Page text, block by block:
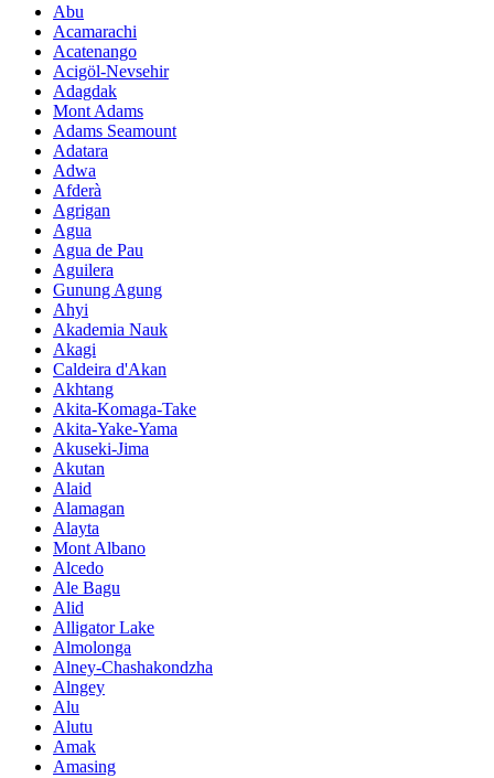
Abu
Acamarachi
Acatenango
Acigöl-Nevsehir
Adagdak
Mont Adams
Adams Seamount
Adatara
Adwa
Afderà
Agrigan
Agua
Agua de Pau
Aguilera
Gunung Agung
Ahyi
Akademia Nauk
Akagi
Caldeira d'Akan
Akhtang
Akita-Komaga-Take
Akita-Yake-Yama
Akuseki-Jima
Akutan
Alaid
Alamagan
Alayta
Mont Albano
Alcedo
Ale Bagu
Alid
Alligator Lake
Almolonga
Alney-Chashakondzha
Alngey
Alu
Alutu
Amak
Amasing